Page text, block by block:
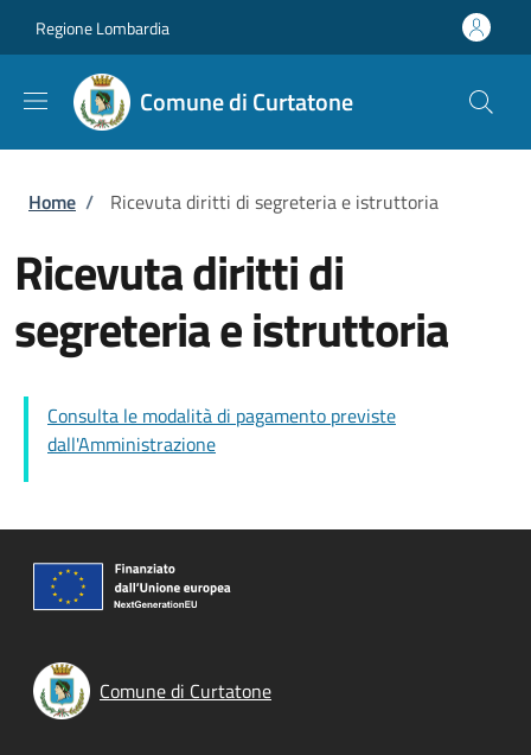
Regione Lombardia
Comune di Curtatone
Briciole di pane
Home / Ricevuta diritti di segreteria e istruttoria
Ricevuta diritti di
segreteria e istruttoria
Consulta le modalità di pagamento previste
dall'Amministrazione
Comune di Curtatone